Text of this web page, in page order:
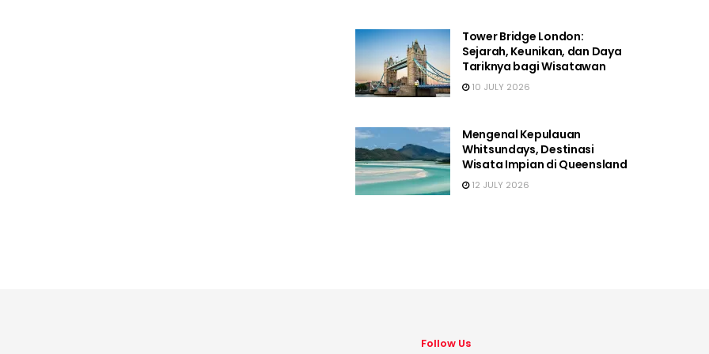
Tower Bridge London:
Sejarah, Keunikan, dan Daya
Tariknya bagi Wisatawan
10 JULY 2026
Mengenal Kepulauan
Whitsundays, Destinasi
Wisata Impian di Queensland
12 JULY 2026
Follow Us